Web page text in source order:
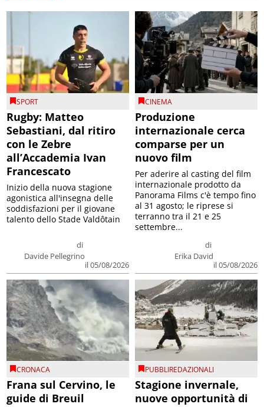
SPORT
Rugby: Matteo
Sebastiani, dal ritiro
con le Zebre
all’Accademia Ivan
Francescato
di
Davide Pellegrino
il 05/08/2026
Inizio della nuova stagione
agonistica all'insegna delle
soddisfazioni per il giovane
talento dello Stade Valdôtain
CINEMA
Produzione
internazionale cerca
comparse per un
nuovo film
di
Erika David
il 05/08/2026
Per aderire al casting del film
internazionale prodotto da
Panorama Films c'è tempo fino
al 31 agosto; le riprese si
terranno tra il 21 e 25
settembre...
CRONACA
Frana sul Cervino, le
guide di Breuil
PUBBLIREDAZIONALI
Stagione invernale,
nuove opportunità di